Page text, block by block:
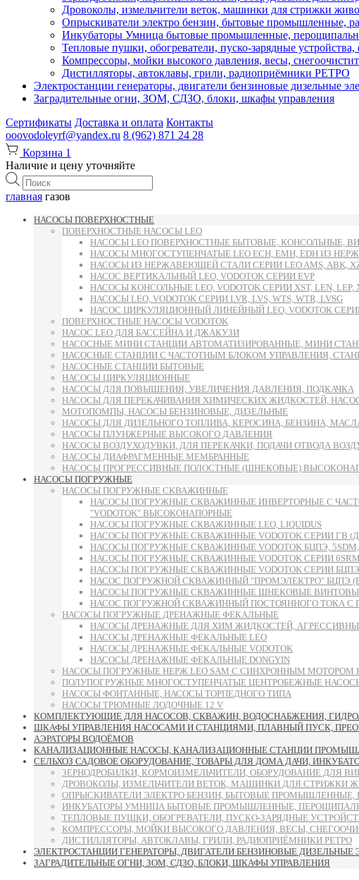
Дровоколы, измельчители веток, машинки для стрижки
Опрыскиватели электро бензин, бытовые промышленные,
Инкубаторы Умница бытовые промышленные,
Тепловые пушки, обогреватели, пуско-зарядные
Компрессоры, мойки высокого давления, весы,
Дистилляторы, автоклавы, грили, радиоприёмники РЕТРО
Электростанции генераторы, двигатели бензиновые дизельные
Заградительные огни, ЗОМ, СДЗО, блоки, шкафы управления
Сертификаты Доставка и оплата Контакты
ooovodoleyrf@yandex.ru 8 (962) 871 24 28
Корзина 1
Наличие и цену уточняйте
Поиск
товаров
главная газов
НАСОСЫ ПОВЕРХНОСТНЫЕ
ПОВЕРХНОСТНЫЕ НАСОСЫ LEO
НАСОСЫ LEO ПОВЕРХНОСТНЫЕ БЫТОВЫЕ, КОНСОЛЬНЫЕ,
НАСОСЫ МНОГОСТУПЕНЧАТЫЕ LEO ECH, EMH, EDH ИЗ
НАСОСЫ ИЗ НЕРЖАВЕЮЩЕЙ СТАЛИ СЕРИИ LEO AMS, ABK,
НАСОС ВЕРТИКАЛЬНЫЙ LEO, VODOTOK СЕРИИ EVP
НАСОСЫ КОНСОЛЬНЫЕ LEO, VODOTOK СЕРИИ XST, LEN,
НАСОСЫ LEO, VODOTOK СЕРИИ LVR, LVS, WTS, WTR, LVSG
НАСОС ЦИРКУЛЯЦИОННЫЙ ЛИНЕЙНЫЙ LEO, VODOTOK
ПОВЕРХНОСТНЫЕ НАСОСЫ VODOTOK
НАСОС LEO ДЛЯ БАССЕЙНА И ДЖАКУЗИ
НАСОСНЫЕ МИНИ СТАНЦИИ АВТОМАТИЗИРОВАННЫЕ, МИНИ
НАСОСНЫЕ СТАНЦИИ С ЧАСТОТНЫМ БЛОКОМ УПРАВЛЕНИЯ,
НАСОСНЫЕ СТАНЦИИ БЫТОВЫЕ
НАСОСЫ ЦИРКУЛЯЦИОННЫЕ
НАСОСЫ ДЛЯ ПОВЫШЕНИЯ, УВЕЛИЧЕНИЯ ДАВЛЕНИЯ, ПОДКАЧКА
НАСОСЫ ДЛЯ ПЕРЕКАЧИВАНИЯ ХИМИЧЕСКИХ ЖИДКОСТЕЙ,
МОТОПОМПЫ, НАСОСЫ БЕНЗИНОВЫЕ, ДИЗЕЛЬНЫЕ
НАСОСЫ ДЛЯ ДИЗЕЛЬНОГО ТОПЛИВА, КЕРОСИНА, БЕНЗИНА,
НАСОСЫ ПЛУНЖЕРНЫЕ ВЫСОКОГО ДАВЛЕНИЯ
НАСОСЫ ВОЗДУХОДУВКИ, ДЛЯ ПЕРЕКАЧКИ, ПОДАЧИ ОТВОДА
НАСОСЫ ДИАФРАГМЕННЫЕ МЕМБРАННЫЕ
НАСОСЫ ПРОГРЕССИВНЫЕ ПОЛОСТНЫЕ (ШНЕКОВЫЕ)
НАСОСЫ ПОГРУЖНЫЕ
НАСОСЫ ПОГРУЖНЫЕ СКВАЖИННЫЕ
НАСОСЫ ПОГРУЖНЫЕ СКВАЖИННЫЕ ИНВЕРТОРНЫЕ С
"VODOTOK" ВЫСОКОНАПОРНЫЕ
НАСОСЫ ПОГРУЖНЫЕ СКВАЖИННЫЕ LEO, LIQUIDUS
НАСОСЫ ПОГРУЖНЫЕ СКВАЖИННЫЕ VODOTOK СЕРИИ ГВ
НАСОСЫ ПОГРУЖНЫЕ СКВАЖИННЫЕ VODOTOK БЦПЭ, 5SDM,
НАСОСЫ ПОГРУЖНЫЕ СКВАЖИННЫЕ VODOTOK СЕРИИ
НАСОСЫ ПОГРУЖНЫЕ СКВАЖИННЫЕ VODOTOK СЕРИИ
НАСОС ПОГРУЖНОЙ СКВАЖИННЫЙ "ПРОМЭЛЕКТРО" БЦПЭ
НАСОСЫ ПОГРУЖНЫЕ СКВАЖИННЫЕ ШНЕКОВЫЕ ВИНТОВЫЕ
НАСОС ПОГРУЖНОЙ СКВАЖИННЫЙ ПОСТОЯННОГО ТОКА С
НАСОСЫ ПОГРУЖНЫЕ ДРЕНАЖНЫЕ ФЕКАЛЬНЫЕ
НАСОСЫ ДРЕНАЖНЫЕ ДЛЯ ХИМ ЖИДКОСТЕЙ,
НАСОСЫ ДРЕНАЖНЫЕ ФЕКАЛЬНЫЕ LEO
НАСОСЫ ДРЕНАЖНЫЕ ФЕКАЛЬНЫЕ VODOTOK
НАСОСЫ ДРЕНАЖНЫЕ ФЕКАЛЬНЫЕ DONGYIN
НАСОСЫ ПОГРУЖНЫЕ НЕРЖ LEO SAM С СИНХРОННЫМ
ПОЛУПОГРУЖНЫЕ МНОГОСТУПЕНЧАТЫЕ ЦЕНТРОБЕЖНЫЕ
НАСОСЫ ФОНТАННЫЕ, НАСОСЫ ТОРПЕДНОГО ТИПА
НАСОСЫ ТРЮМНЫЕ ЛОДОЧНЫЕ 12 V
КОМПЛЕКТУЮЩИЕ ДЛЯ НАСОСОВ, СКВАЖИН, ВОДОСНАБЖЕНИЯ,
ШКАФЫ УПРАВЛЕНИЯ НАСОСАМИ И СТАНЦИЯМИ, ПЛАВНЫЙ ПУСК,
АЭРАТОРЫ ВОДОЁМОВ
КАНАЛИЗАЦИОННЫЕ НАСОСЫ, КАНАЛИЗАЦИОННЫЕ СТАНЦИИ
СЕЛЬХОЗ САДОВОЕ ОБОРУДОВАНИЕ, ТОВАРЫ ДЛЯ ДОМА ДАЧИ,
ЗЕРНОДРОБИЛКИ, КОРМОИЗМЕЛЬЧИТЕЛИ, ОБОРУДОВАНИЕ ДЛЯ
ДРОВОКОЛЫ, ИЗМЕЛЬЧИТЕЛИ ВЕТОК, МАШИНКИ ДЛЯ СТРИЖКИ
ОПРЫСКИВАТЕЛИ ЭЛЕКТРО БЕНЗИН, БЫТОВЫЕ ПРОМЫШЛЕННЫЕ,
ИНКУБАТОРЫ УМНИЦА БЫТОВЫЕ ПРОМЫШЛЕННЫЕ,
ТЕПЛОВЫЕ ПУШКИ, ОБОГРЕВАТЕЛИ, ПУСКО-ЗАРЯДНЫЕ
КОМПРЕССОРЫ, МОЙКИ ВЫСОКОГО ДАВЛЕНИЯ, ВЕСЫ,
ДИСТИЛЛЯТОРЫ, АВТОКЛАВЫ, ГРИЛИ, РАДИОПРИЁМНИКИ РЕТРО
ЭЛЕКТРОСТАНЦИИ ГЕНЕРАТОРЫ, ДВИГАТЕЛИ БЕНЗИНОВЫЕ ДИЗЕЛЬНЫЕ
ЗАГРАДИТЕЛЬНЫЕ ОГНИ, ЗОМ, СДЗО, БЛОКИ, ШКАФЫ УПРАВЛЕНИЯ